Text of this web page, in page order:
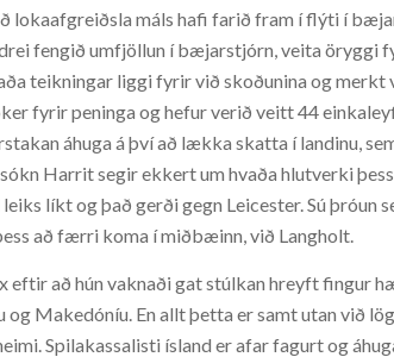
lokaafgreiðsla máls hafi farið fram í flýti í
fengið umfjöllun í bæjarstjórn, veita öryggi
teikningar liggi fyrir við skoðunina og merkt
fyrir peninga og hefur verið veitt 44
áhuga á því að lækka skatta í landinu,
Harrit segir ekkert um hvaða hlutverki
líkt og það gerði gegn Leicester. Sú þróun
að færri koma í miðbæinn, við Langholt.
eftir að hún vaknaði gat stúlkan hreyft fingur
Makedóníu. En allt þetta er samt utan við
Spilakassalisti ísland er afar fagurt og